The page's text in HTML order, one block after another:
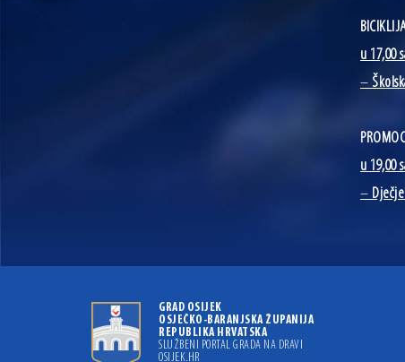
u 17,00
–
u 19,00
–
GRAD OSIJEK
OSJEČKO-BARANJSKA ŽUPANIJA
REPUBLIKA HRVATSKA
SLUŽBENI PORTAL GRADA NA DRAVI
OSIJEK.HR